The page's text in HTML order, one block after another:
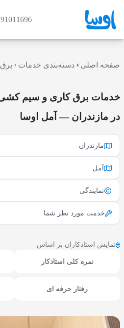
صفحه اصلی دسته‌بندی خدمات
خدمات برق کاری و سیم
در مازندران — آمل اوسا
مازندران
آمل
نمایندگی
خدمت مورد نظر شما
نمایش استادکاران بر اساس
نمره کلی استادکار
رفتار حرفه ای